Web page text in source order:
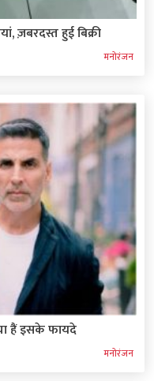
ज़बरदस्त हुई बिक्री
मनोरंजन
हैं इसके फायदे
मनोरंजन